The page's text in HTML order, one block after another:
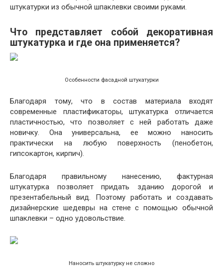
штукатурки из обычной шпаклевки своими руками.
Что представляет собой декоративная
штукатурка и где она применяется?
Особенности фасадной штукатурки
Благодаря тому, что в состав материала входят
современные пластификаторы, штукатурка отличается
пластичностью, что позволяет с ней работать даже
новичку. Она универсальна, ее можно наносить
практически на любую поверхность (пенобетон,
гипсокартон, кирпич).
Благодаря правильному нанесению, фактурная
штукатурка позволяет придать зданию дорогой и
презентабельный вид. Поэтому работать и создавать
дизайнерские шедевры на стене с помощью обычной
шпаклевки – одно удовольствие.
Наносить штукатурку не сложно